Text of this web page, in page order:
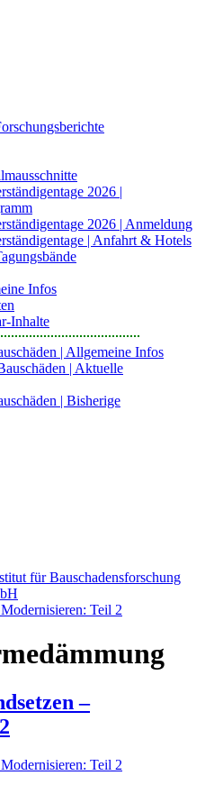
2026 |
2026 | Anmeldung
| Anfahrt & Hotels
Infos
Inhalte
| Allgemeine Infos
| Aktuelle
| Bisherige
–